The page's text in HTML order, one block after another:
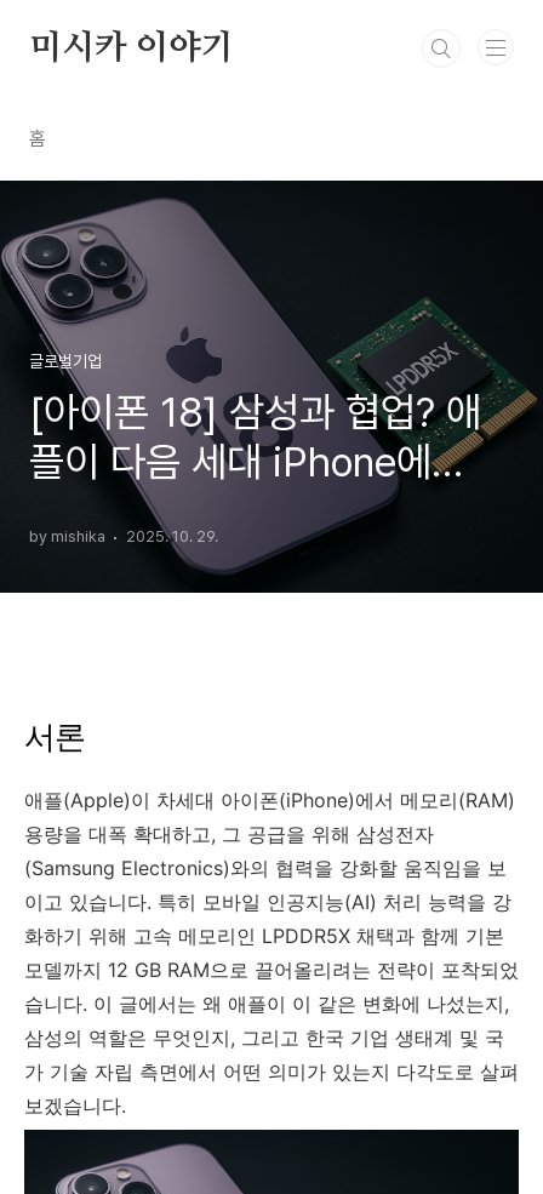
미시카 이야기
홈
글로벌기업
[아이폰 18] 삼성과 협업? 애
플이 다음 세대 iPhone에
‘RAM 12GB’ 전략을 추진하는
이유
by mishika 2025. 10. 29.
서론
애플(Apple)이 차세대 아이폰(iPhone)에서 메모리(RAM)
용량을 대폭 확대하고, 그 공급을 위해 삼성전자
(Samsung Electronics)와의 협력을 강화할 움직임을 보
이고 있습니다. 특히 모바일 인공지능(AI) 처리 능력을 강
화하기 위해 고속 메모리인 LPDDR5X 채택과 함께 기본
모델까지 12 GB RAM으로 끌어올리려는 전략이 포착되었
습니다. 이 글에서는 왜 애플이 이 같은 변화에 나섰는지,
삼성의 역할은 무엇인지, 그리고 한국 기업 생태계 및 국
가 기술 자립 측면에서 어떤 의미가 있는지 다각도로 살펴
보겠습니다.